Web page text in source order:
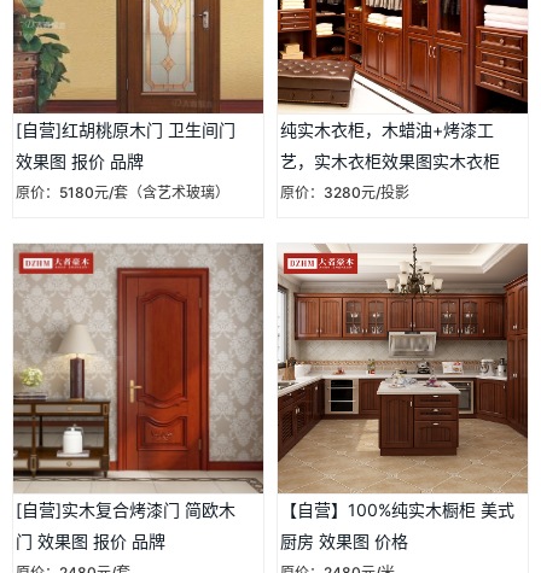
[自营]红胡桃原木门 卫生间门
效果图 报价 品牌
原价：5180元/套（含艺术玻璃）
纯实木衣柜，木蜡油+烤漆工
艺，实木衣柜效果图实木衣柜
价格
原价：3280元/投影
[自营]实木复合烤漆门 简欧木
门 效果图 报价 品牌
【自营】100%纯实木橱柜 美式
厨房 效果图 价格